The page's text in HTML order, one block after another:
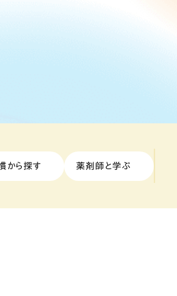
から探す 薬剤師と学ぶ